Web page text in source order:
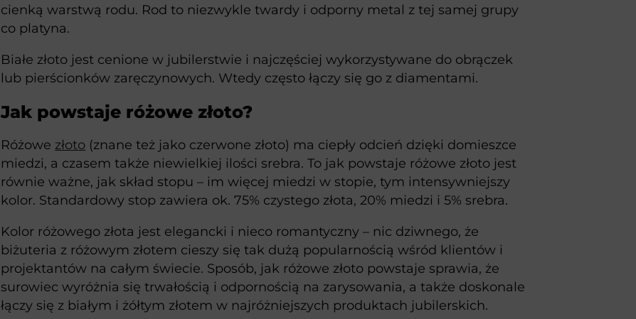
cienką warstwą rodu. Rod to niezwykle twardy i odporny metal z tej samej grupy
co platyna.
Białe złoto jest cenione w jubilerstwie i najczęściej wykorzystywane do obrączek
lub pierścionków zaręczynowych. Wtedy często łączy się go z diamentami.
Jak powstaje różowe złoto?
Różowe złoto (znane też jako czerwone złoto) ma ciepły odcień dzięki domieszce
miedzi, a czasem także niewielkiej ilości srebra. To jak powstaje różowe złoto jest
równie ważne, jak skład stopu – im więcej miedzi w stopie, tym intensywniejszy
kolor. Standardowy stop zawiera ok. 75% czystego złota, 20% miedzi i 5% srebra.
Kolor różowego złota jest elegancki i nieco romantyczny – nic dziwnego, że
biżuteria z różowym złotem cieszy się tak dużą popularnością wśród klientów i
projektantów na całym świecie. Sposób, jak różowe złoto powstaje sprawia, że
surowiec wyróżnia się trwałością i odpornością na zarysowania, a także doskonale
łączy się z białym i żółtym złotem w najróżniejszych produktach jubilerskich.